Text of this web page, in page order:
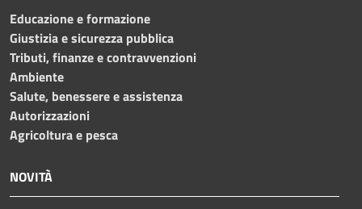
Educazione e formazione
Giustizia e sicurezza pubblica
Tributi, finanze e contravvenzioni
Ambiente
Salute, benessere e assistenza
Autorizzazioni
Agricoltura e pesca
NOVITÀ